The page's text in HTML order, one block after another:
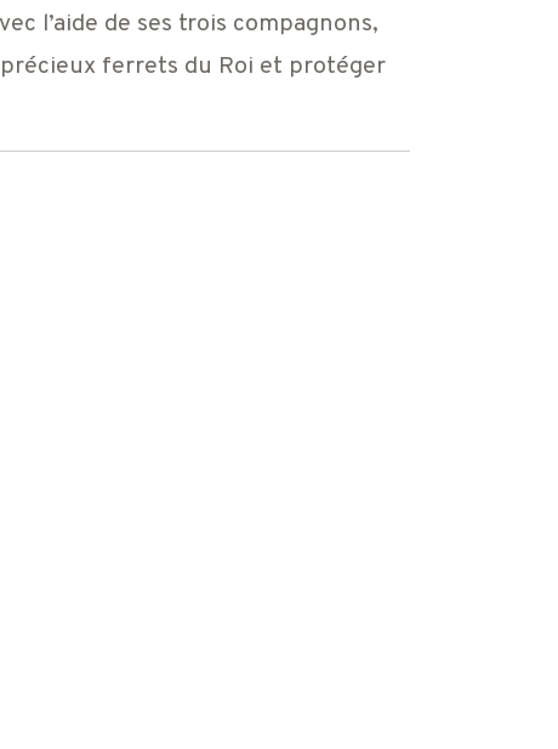
l’aide de ses trois compagnons,
ferrets du Roi et protéger